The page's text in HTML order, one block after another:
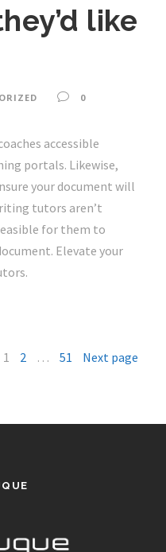
like
0
accessible
portals. Likewise,
your document will
tutors aren’t
for them to
Elevate your
1 2 … 51 Next page